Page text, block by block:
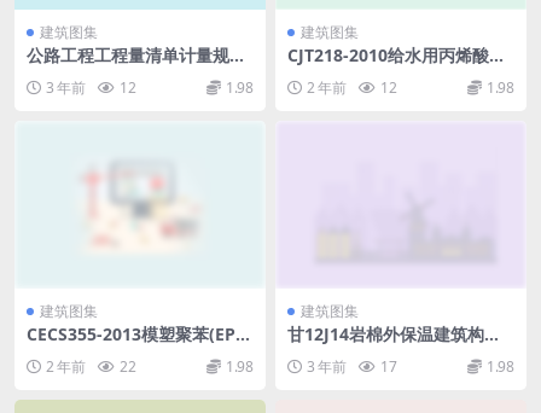
建筑图集
公路工程工程量清单计量规范
3 年前 12 1.98
建筑图集
CJT218-2010给水用丙烯酸共
聚聚氯乙烯管材及管件.rar
2 年前 12 1.98
建筑图集
CECS355-2013模塑聚苯(EPS)
模块外保温工程技术规程.rar
2 年前 22 1.98
建筑图集
甘12J14岩棉外保温建筑构造
（完整版）(23.92MB).pdf
3 年前 17 1.98